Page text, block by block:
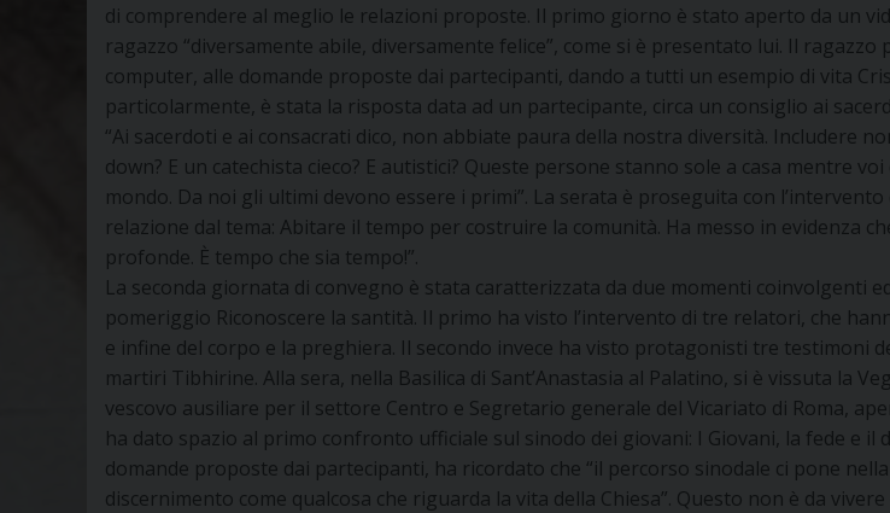
di comprendere al meglio le relazioni proposte. Il primo giorno è stato aperto da un
ragazzo “diversamente abile, diversamente felice”, come si è presentato lui. Il
computer, alle domande proposte dai partecipanti, dando a tutti un esempio di vita
particolarmente, è stata la risposta data ad un partecipante, circa un consiglio ai
“Ai sacerdoti e ai consacrati dico, non abbiate paura della nostra diversità. Includere
down? E un catechista cieco? E autistici? Queste persone stanno sole a casa mentre
mondo. Da noi gli ultimi devono essere i primi”. La serata è proseguita con
relazione dal tema: Abitare il tempo per costruire la comunità. Ha messo in evidenza
profonde. È tempo che sia tempo!”.
La seconda giornata di convegno è stata caratterizzata da due momenti coinvolgenti
pomeriggio Riconoscere la santità. Il primo ha visto l’intervento di tre relatori, che
e infine del corpo e la preghiera. Il secondo invece ha visto protagonisti tre testimoni
martiri Tibhirine. Alla sera, nella Basilica di Sant’Anastasia al Palatino, si è vissuta la
vescovo ausiliare per il settore Centro e Segretario generale del Vicariato di Roma,
ha dato spazio al primo confronto ufficiale sul sinodo dei giovani: I Giovani, la fede e
domande proposte dai partecipanti, ha ricordato che “il percorso sinodale ci pone
discernimento come qualcosa che riguarda la vita della Chiesa”. Questo non è da